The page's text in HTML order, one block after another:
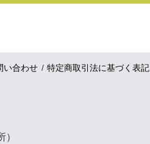
い合わせ 特定商取引法に基づく表記